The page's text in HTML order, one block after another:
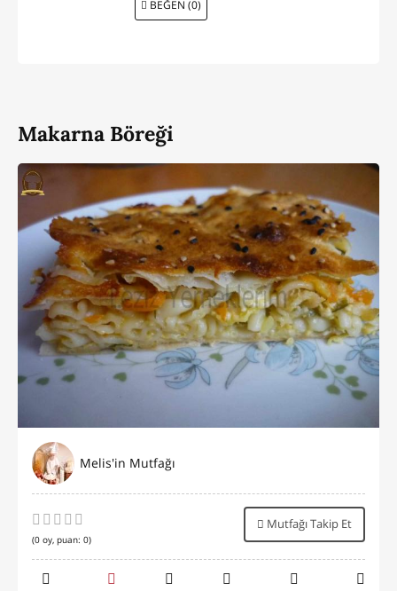
BEĞEN (0)
Makarna Böreği
Melis'in Mutfağı
(0 oy, puan: 0)
Mutfağı Takip Et